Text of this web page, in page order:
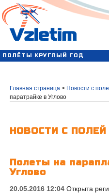
ПОЛЁТЫ КРУГЛЫЙ ГОД
Главная страница > Новости с
паратрайке в Углово
НОВОСТИ С ПОЛЕЙ
Полеты на
Углово
20.05.2016 12:04 Открыта